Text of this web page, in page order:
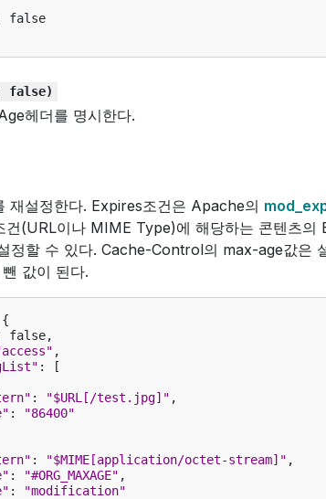
false
false)
헤더를 명시한다.
재설정한다. Expires조건은 Apache의
건(URL이나 MIME Type)에 해당하는 콘텐츠의
정할 수 있다. Cache-Control의 max-age값은
값이 된다.
{
false,
,
:
[
: "$URL[/test.jpg]" ,
:
"86400"
: "$MIME[application/octet-stream]" ,
: "#ORG_MAXAGE" ,
:
"modification"